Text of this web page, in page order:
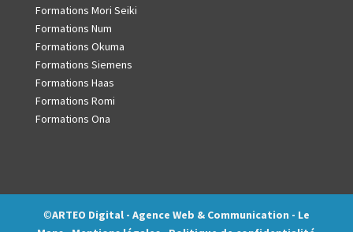
Formations Mori Seiki
Formations Num
Formations Okuma
Formations Siemens
Formations Haas
Formations Romi
Formations Ona
©ARTEO Digital - Agence Web & Communication - Le